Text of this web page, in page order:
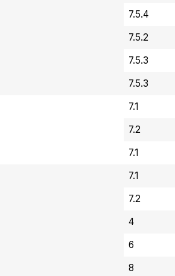
7.5.4
7.5.2
7.5.3
7.5.3
7.1
7.2
7.1
7.1
7.2
4
6
8